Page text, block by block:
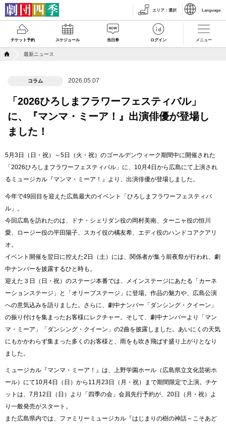
エリア ： 選択 Language
チケット予約 スケジュール 当日券 ログイン メニュー
最新ニュース
コラム 2026.05.07
「2026ひろしまフラワーフェスティバル」
に、『マンマ・ミーア！』出演俳優が登場し
ました！
5月3日（日・祝）～5日（火・祝）のゴールデンウィーク期間中に開催された
「2026ひろしまフラワーフェスティバル」に、10月4日から広島にて上演され
るミュージカル『マンマ・ミーア！』より、出演俳優が登場しました。
今年で49回目を迎えた広島最大のイベント「ひろしまフラワーフェスティバ
ル」。
今回広島を訪れたのは、ドナ・シェリダン役の岡村美南、ターニャ役の恒川
愛、ロージー役の平田陽子、スカイ役の橘友希、エディ役のハンドコアクアリ
オ。
イベント開催を翌日に控えた2日（土）には、関係者が集う前夜祭が行われ、劇
中ナンバーを披露するひと時も。
迎えた３日（日・祝）のステージ本番では、メインステージにあたる「カーネ
ーションステージ」と「オリーブステージ」に登場。作品の魅力や、広島公演
への意気込みを語りました。さらに、劇中ナンバー「ダンシング・クイーン」
の振り付けを集まったお客様にレクチャー。そして、劇中ナンバーより「マン
マ・ミーア」「ダンシング・クイーン」の2曲を披露しました。あいにくの天気
にもかかわらず集まった多くのお客様と、雨をも吹き飛ばす盛り上がりとなり
ました。
ミュージカル『マンマ・ミーア！』は、上野学園ホール（広島県立文化芸術ホ
ール）にて10月4日（日）から11月23日（月・祝）まで期間限定で上演。チケ
ットは、7月12日（日）より「四季の会」会員先行予約が、20日（月・祝）よ
り一般発売がスタート。
また広島県内では、ファミリーミュージカル『はじまりの樹の神話～こそあど